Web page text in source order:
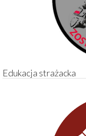
Edukacja strażacka